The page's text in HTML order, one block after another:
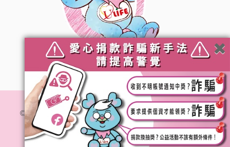
© 社團法人台灣優質生命協會. All Rights Reserved.隱私
權政策
網站維運 :加利利創意傳媒